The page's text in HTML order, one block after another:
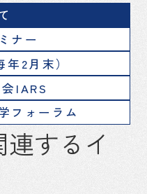
ナー
2月末）
IARS
フォーラム
するイ